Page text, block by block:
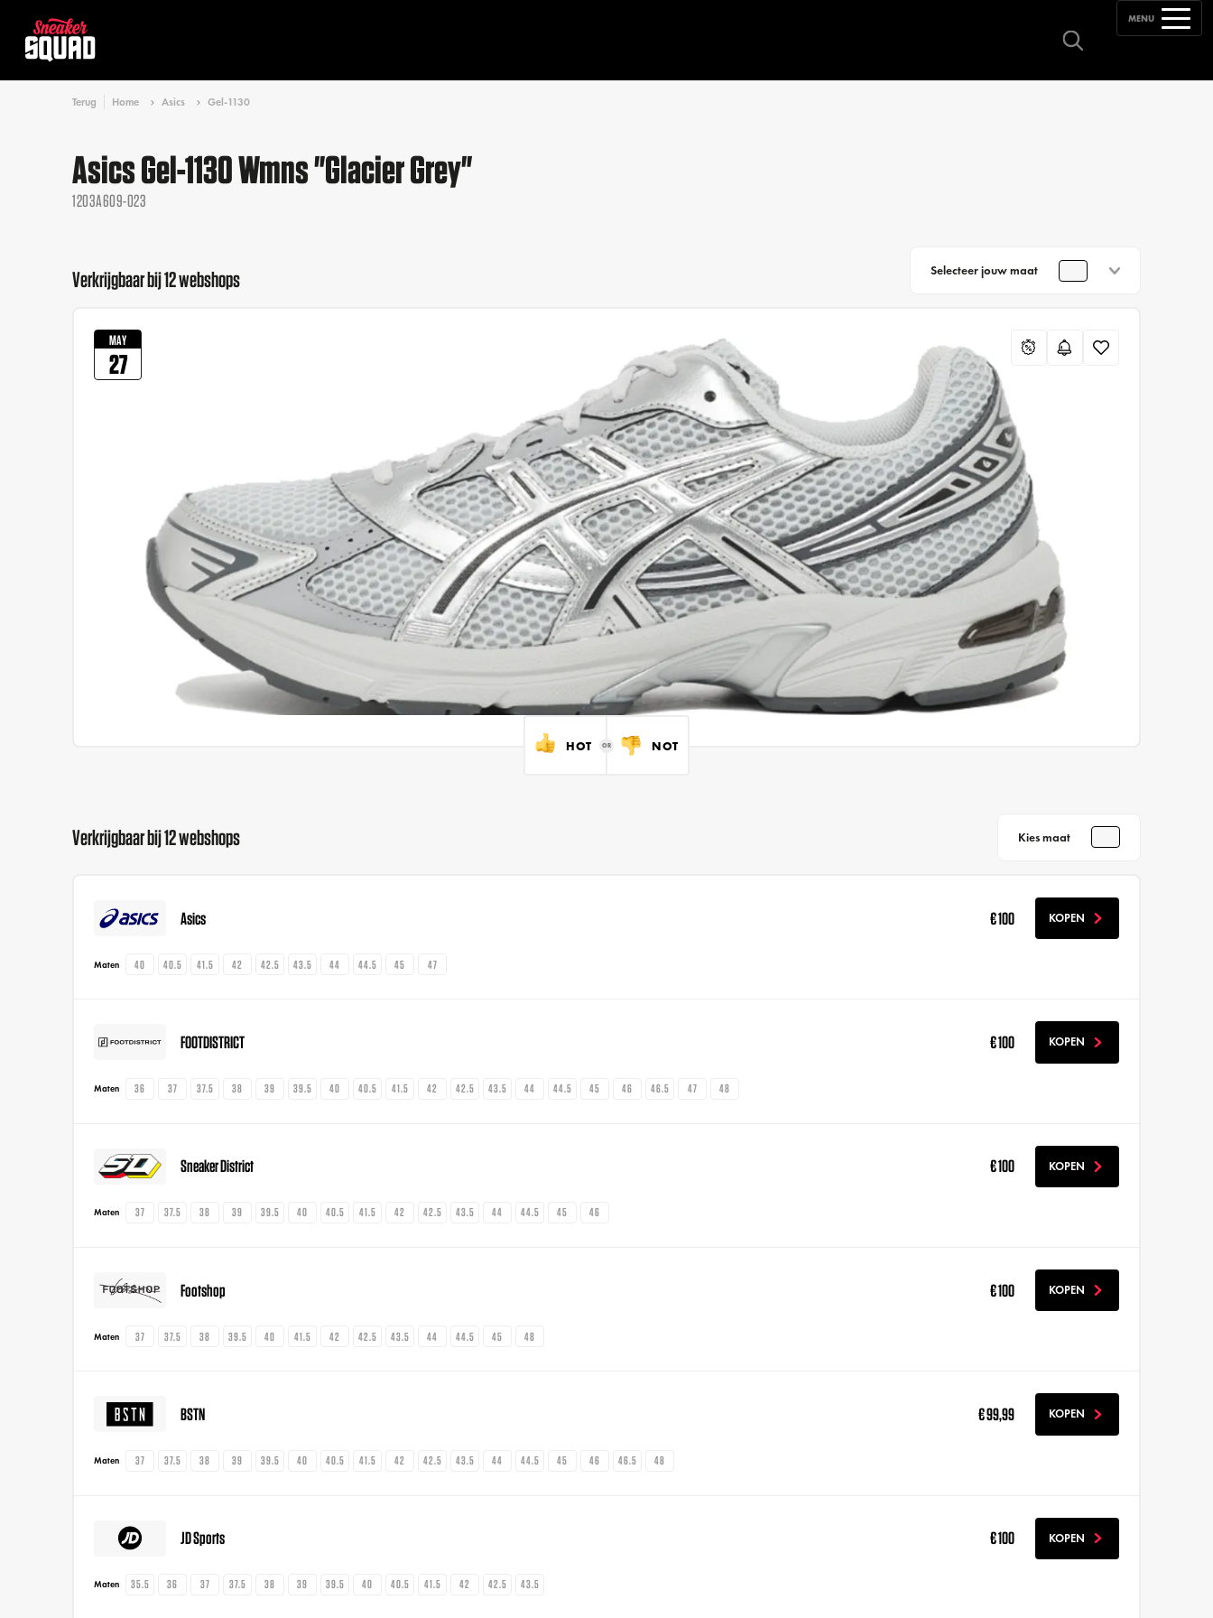
MENU
Terug Home Asics Gel-1130
Asics Gel-1130 Wmns "Glacier Grey"
1203A609-023
Verkrijgbaar bij 12 webshops Selecteer jouw maat
MAY
27
HOT NOT
Verkrijgbaar bij 12 webshops Kies maat
Asics € 100 KOPEN
Maten 40 40.5 41.5 42 42.5 43.5 44 44.5 45 47
FOOTDISTRICT € 100 KOPEN
Maten 36 37 37.5 38 39 39.5 40 40.5 41.5 42 42.5 43.5 44 44.5 45 46 46.5 47 48
Sneaker District € 100 KOPEN
Maten 37 37.5 38 39 39.5 40 40.5 41.5 42 42.5 43.5 44 44.5 45 46
Footshop € 100 KOPEN
Maten 37 37.5 38 39.5 40 41.5 42 42.5 43.5 44 44.5 45 48
BSTN € 99,99 KOPEN
Maten 37 37.5 38 39 39.5 40 40.5 41.5 42 42.5 43.5 44 44.5 45 46 46.5 48
JD Sports € 100 KOPEN
Maten 35.5 36 37 37.5 38 39 39.5 40 40.5 41.5 42 42.5 43.5